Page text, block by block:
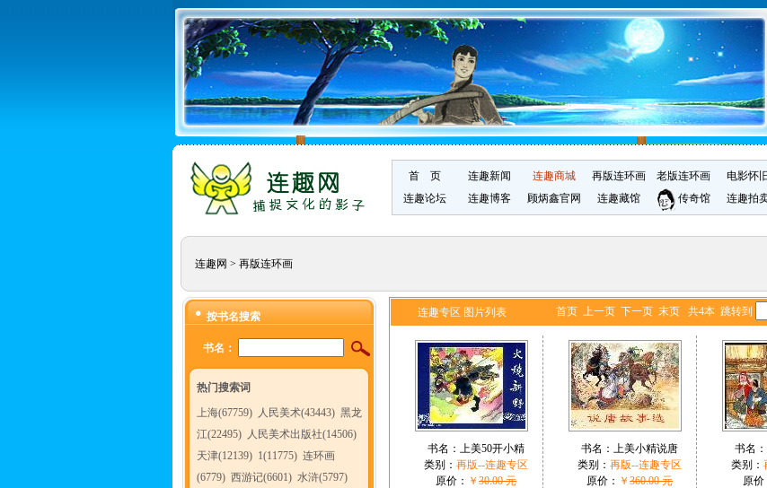
首 页 连趣新闻 连趣商城 再版连环画 老版连环画 电影怀旧
连趣论坛
连趣博客 顾炳鑫官网 连趣藏馆 传奇馆 连趣拍
连趣网 > 再版连环画
按书名搜索
书名：
热门搜索词
上海(67759) 人民美术(43443) 黑龙
江(22495) 人民美术出版社(14506)
天津(12139) 1(11775) 连环画
(6779) 西游记(6601) 水浒(5797)
连趣专区 图片列表 首页 上一页 下一页 末页 共4本 跳转到
书名： 上美50开小精
类别： 再版--连趣专区
原价： ￥ 30.00 元
书名： 上美小精说唐
类别： 再版--连趣专区
原价： ￥ 360.00 元
书名：
类别：
原价